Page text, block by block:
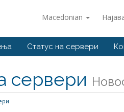
Macedonian
Статус на сервери
сервери